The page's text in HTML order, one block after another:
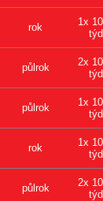
rok
1x
půlrok
2x
půlrok
1x
rok
1x
půlrok
2x